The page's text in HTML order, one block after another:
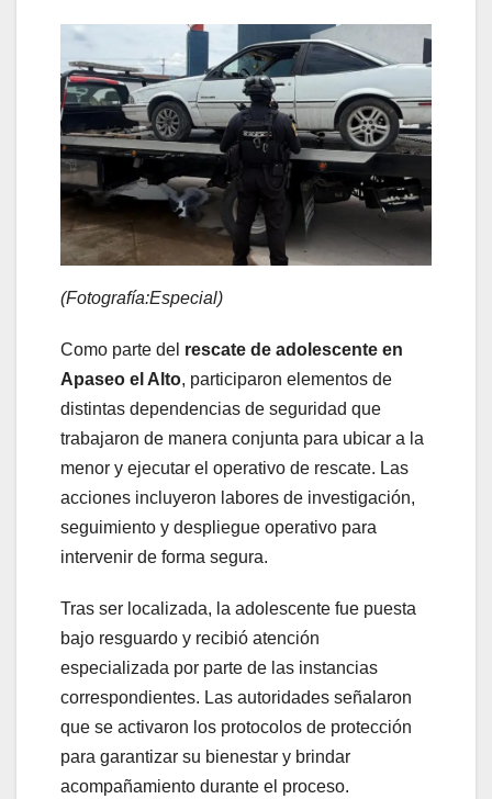
(Fotografía:Especial)
Como parte del rescate de adolescente en
Apaseo el Alto, participaron elementos de
distintas dependencias de seguridad que
trabajaron de manera conjunta para ubicar a la
menor y ejecutar el operativo de rescate. Las
acciones incluyeron labores de investigación,
seguimiento y despliegue operativo para
intervenir de forma segura.
Tras ser localizada, la adolescente fue puesta
bajo resguardo y recibió atención
especializada por parte de las instancias
correspondientes. Las autoridades señalaron
que se activaron los protocolos de protección
para garantizar su bienestar y brindar
acompañamiento durante el proceso.